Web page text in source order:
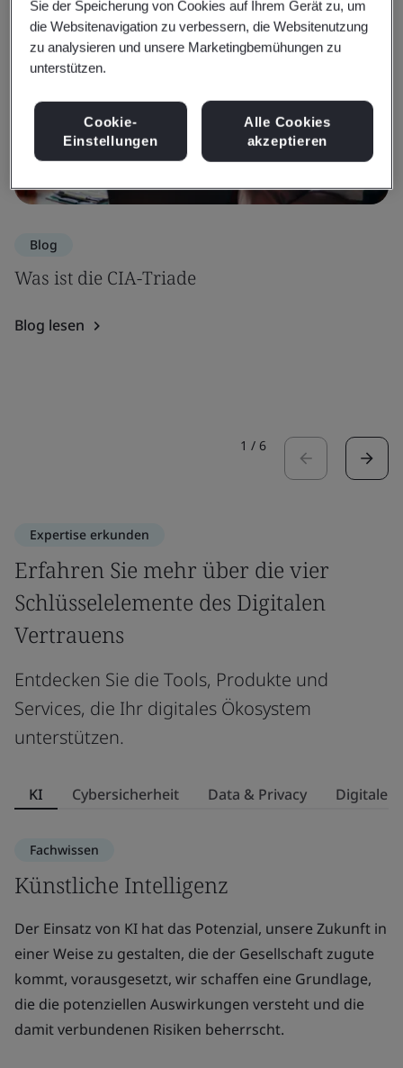
Blog
Was ist die CIA-Triade
Blog lesen
1 / 6
Expertise erkunden
Erfahren Sie mehr über die vier
Schlüsselelemente des Digitalen
Vertrauens
Entdecken Sie die Tools, Produkte und
Services, die Ihr digitales Ökosystem
unterstützen.
KI Cybersicherheit Data & Privacy Digitale
Fachwissen
Künstliche Intelligenz
Der Einsatz von KI hat das Potenzial, unsere Zukunft in
einer Weise zu gestalten, die der Gesellschaft zugute
kommt, vorausgesetzt, wir schaffen eine Grundlage,
die die potenziellen Auswirkungen versteht und die
damit verbundenen Risiken beherrscht.
Sie der Speicherung von Cookies auf Ihrem Gerät zu, um
die Websitenavigation zu verbessern, die Websitenutzung
zu analysieren und unsere Marketingbemühungen zu
unterstützen.
Cookie-
Einstellungen
Alle Cookies
akzeptieren